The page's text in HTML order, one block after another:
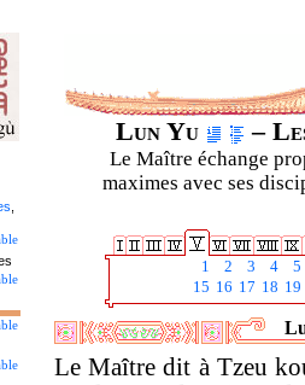
Lun Yu –
Le Maître échange
maximes avec ses
1 2 3 4
5
15 16 17 18 19
Le Maître dit à Tzeu